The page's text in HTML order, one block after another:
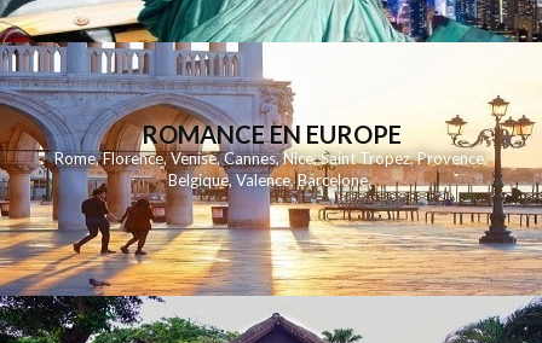
ROMANCE EN EUROPE
Rome,Florence,Venise,Cannes,Nice,Saint Tropez,Provence,
Belgique,Valence,Barcelone,